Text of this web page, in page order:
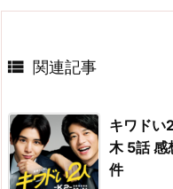
 関連記事
キワドい
木 5話 感
件